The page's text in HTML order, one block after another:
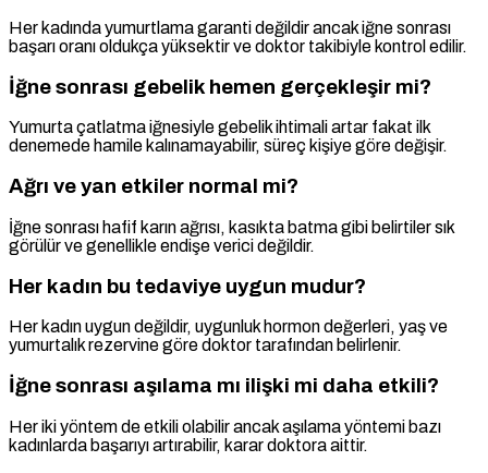
Her kadında yumurtlama garanti değildir ancak iğne sonrası
başarı oranı oldukça yüksektir ve doktor takibiyle kontrol edilir.
İğne sonrası gebelik hemen gerçekleşir mi?
Yumurta çatlatma iğnesiyle gebelik ihtimali artar fakat ilk
denemede hamile kalınamayabilir, süreç kişiye göre değişir.
Ağrı ve yan etkiler normal mi?
İğne sonrası hafif karın ağrısı, kasıkta batma gibi belirtiler sık
görülür ve genellikle endişe verici değildir.
Her kadın bu tedaviye uygun mudur?
Her kadın uygun değildir, uygunluk hormon değerleri, yaş ve
yumurtalık rezervine göre doktor tarafından belirlenir.
İğne sonrası aşılama mı ilişki mi daha etkili?
Her iki yöntem de etkili olabilir ancak aşılama yöntemi bazı
kadınlarda başarıyı artırabilir, karar doktora aittir.